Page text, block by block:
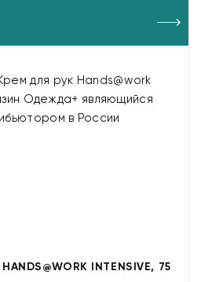
INTENSIVE, 75